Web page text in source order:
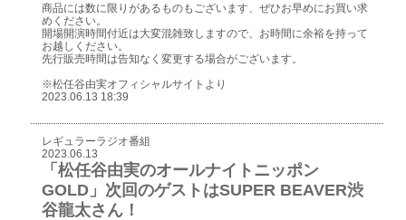
商品には数に限りがあるものもございます、ぜひお早めにお買い求
めください。
開場開演時間付近は大変混雑致しますので、お時間に余裕を持って
お越しください。
先行販売時間は告知なく変更する場合がございます。
※松任谷由実オフィシャルサイトより
2023.06.13 18:39
レギュラーラジオ番組
2023.06.13
「松任谷由実のオールナイトニッポン
GOLD」次回のゲストはSUPER BEAVER渋
谷龍太さん！